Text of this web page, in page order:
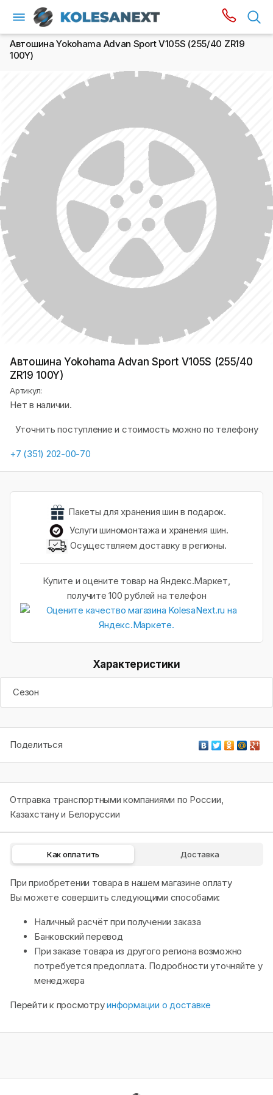
Автошина Yokohama Advan Sport V105S (255/40 ZR19
100Y)
Автошина Yokohama Advan Sport V105S (255/40
ZR19 100Y)
Артикул:
Нет в наличии.
Уточнить поступление и стоимость можно по телефону
+7 (351) 202-00-70
Пакеты для хранения шин в подарок.
Услуги шиномонтажа и хранения шин.
Осуществляем доставку в регионы.
Купите и оцените товар на Яндекс.Маркет,
получите 100 рублей на телефон
Характеристики
Сезон
Поделиться
Отправка транспортными компаниями по России,
Казахстану и Белоруссии
Как оплатить Доставка
При приобретении товара в нашем магазине оплату
Вы можете совершить следующими способами:
Наличный расчёт при получении заказа
Банковский перевод
При заказе товара из другого региона возможно
потребуется предоплата. Подробности уточняйте у
менеджера
Перейти к просмотруинформации о доставке